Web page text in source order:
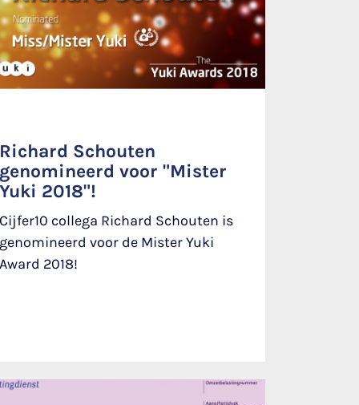
Richard Schouten
genomineerd voor "Mister
Yuki 2018"!
Cijfer10 collega Richard Schouten is
genomineerd voor de Mister Yuki
Award 2018!